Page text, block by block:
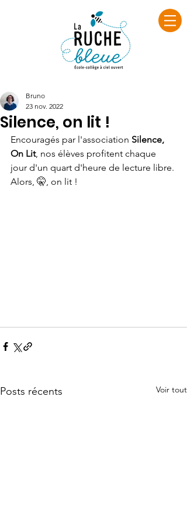
Silence, on lit !
Bruno
23 nov. 2022
Encouragés par l'association Silence,
On Lit, nos élèves profitent chaque
jour d'un quart d'heure de lecture libre.
Alors, 🤫, on lit !
Posts récents Voir tout